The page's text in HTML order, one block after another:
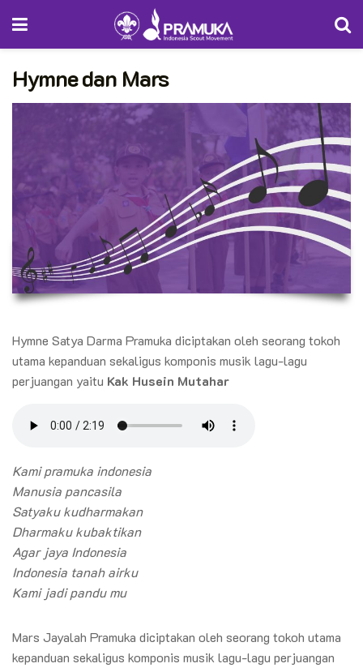
Hymne dan Mars
Hymne Satya Darma Pramuka diciptakan oleh seorang tokoh
utama kepanduan sekaligus komponis musik lagu-lagu
perjuangan yaitu Kak Husein Mutahar
Kami pramuka indonesia
Manusia pancasila
Satyaku kudharmakan
Dharmaku kubaktikan
Agar jaya Indonesia
Indonesia tanah airku
Kami jadi pandu mu
Mars Jayalah Pramuka diciptakan oleh seorang tokoh utama
kepanduan sekaligus komponis musik lagu-lagu perjuangan